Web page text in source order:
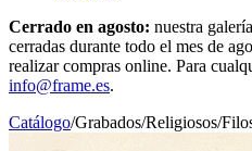
Cerrado en agosto: nuestra
cerradas durante todo el mes de
realizar compras online. Para
info@frame.es.
Catálogo/Grabados/Religiosos/